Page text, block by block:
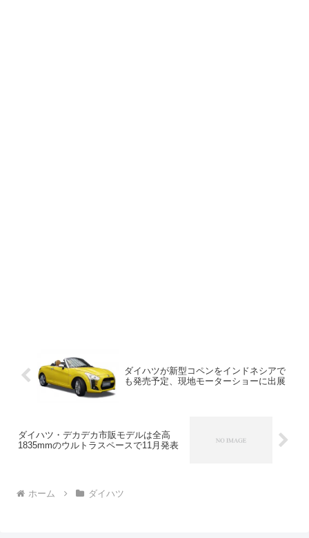
ダイハツが新型コペンをインドネシアで
も発売予定、現地モーターショーに出展
ダイハツ・デカデカ市販モデルは全高
1835mmのウルトラスペースで11月発表
ホーム ダイハツ